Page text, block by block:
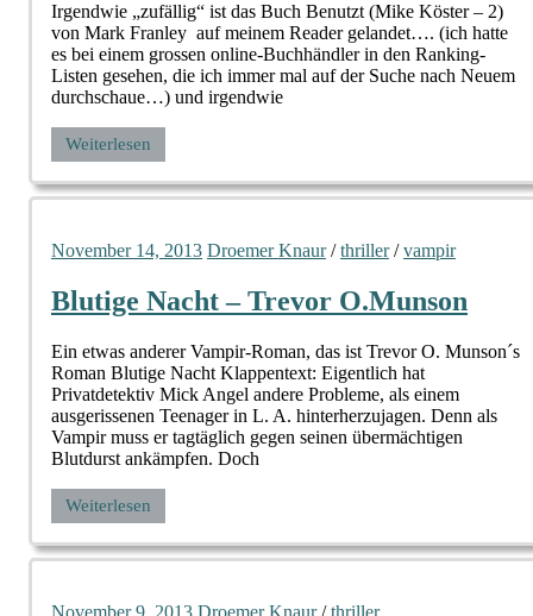
Irgendwie „zufällig“ ist das Buch Benutzt (Mike Köster – 2)
von Mark Franley auf meinem Reader gelandet…. (ich hatte
es bei einem grossen online-Buchhändler in den Ranking-
Listen gesehen, die ich immer mal auf der Suche nach Neuem
durchschaue…) und irgendwie
Weiterlesen
November 14, 2013 Droemer Knaur/thriller/vampir
Blutige Nacht – Trevor O.Munson
Ein etwas anderer Vampir-Roman, das ist Trevor O. Munson´s
Roman Blutige Nacht Klappentext: Eigentlich hat
Privatdetektiv Mick Angel andere Probleme, als einem
ausgerissenen Teenager in L. A. hinterherzujagen. Denn als
Vampir muss er tagtäglich gegen seinen übermäch­tigen
Blutdurst ankämpfen. Doch
Weiterlesen